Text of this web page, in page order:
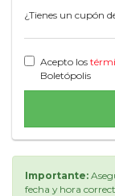
¿Tienes un cupón
Acepto los
Boletópolis
Importante:
fecha y hora